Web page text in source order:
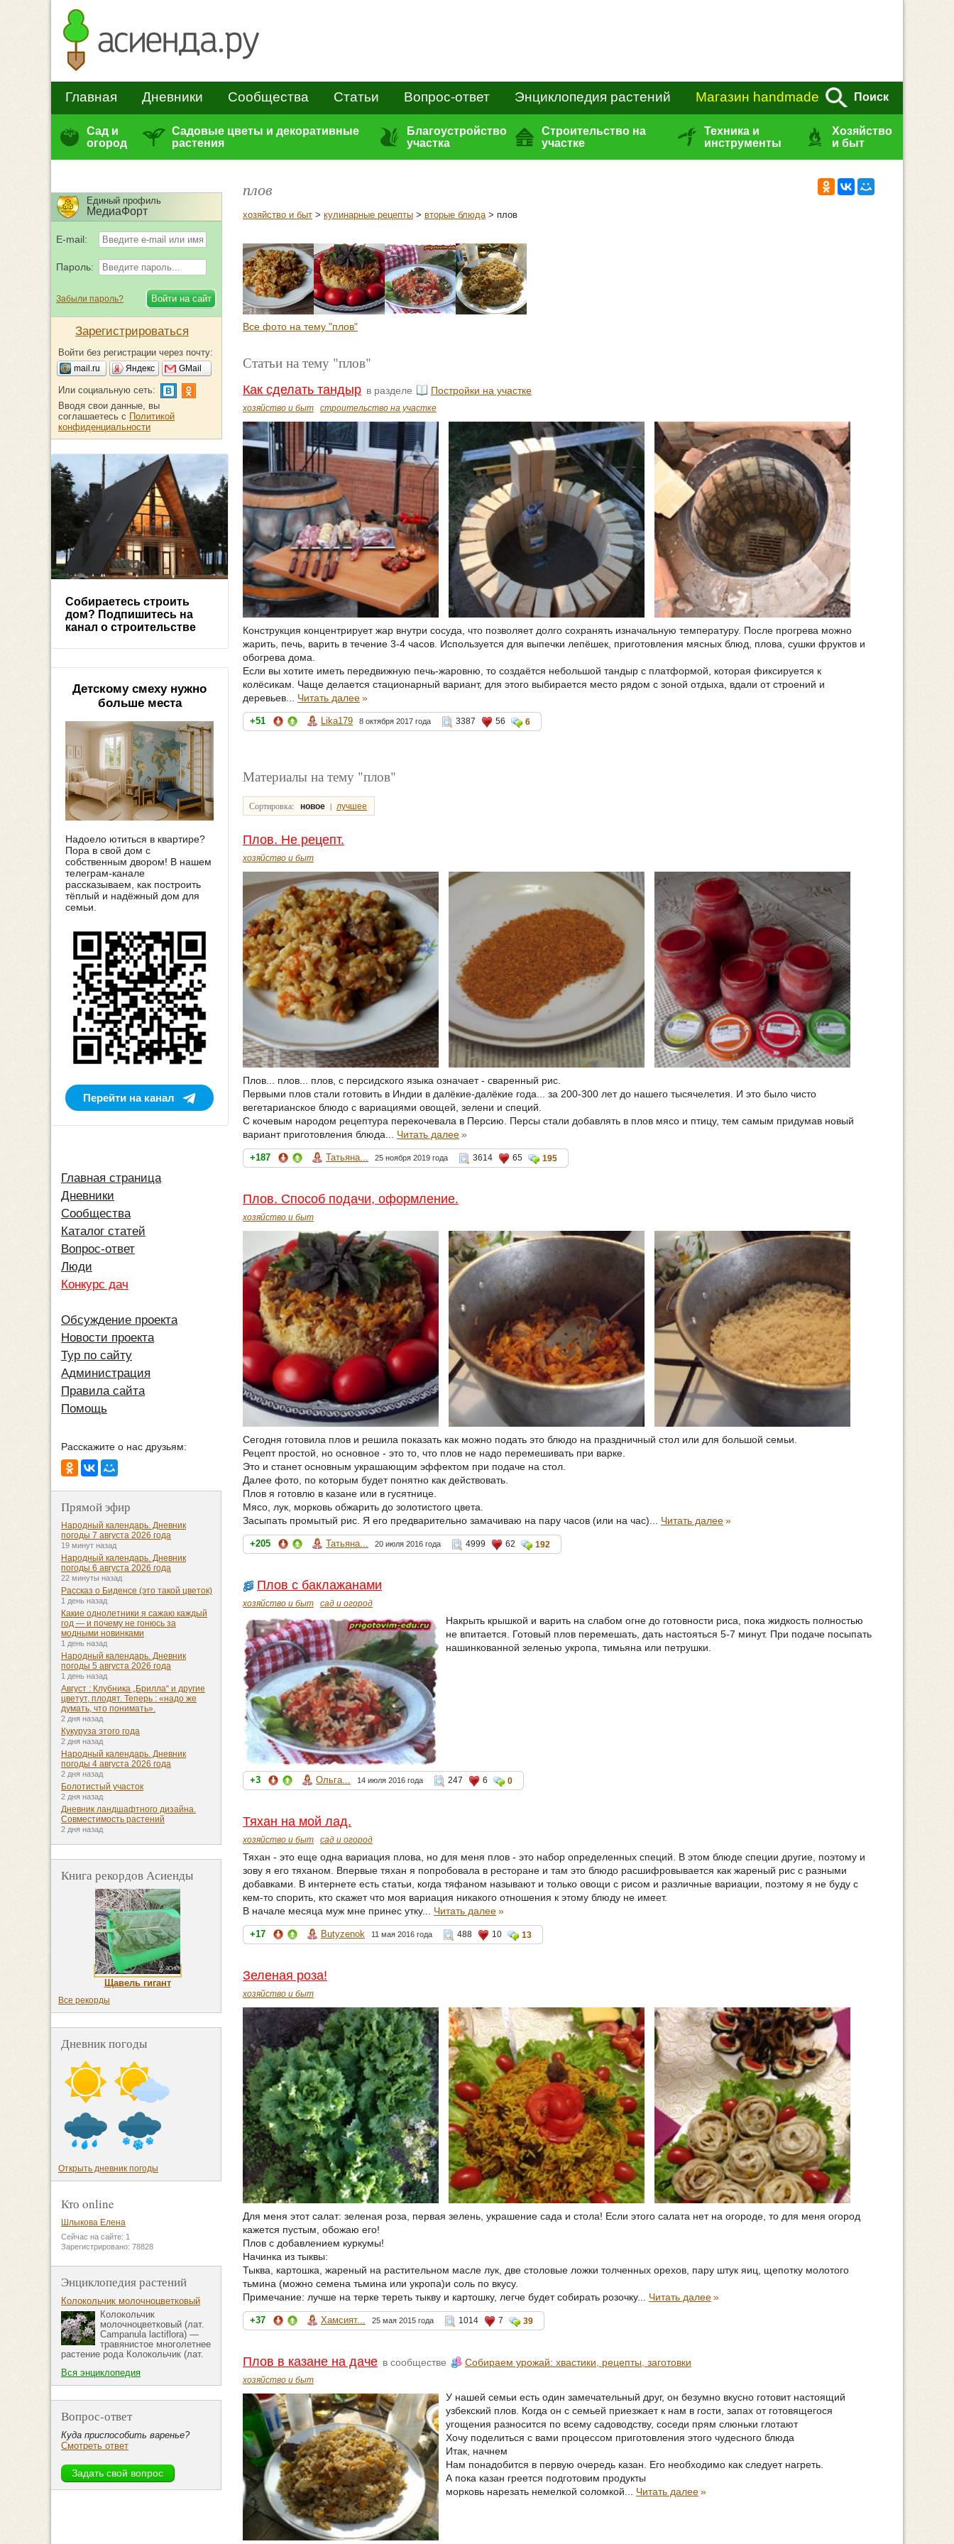
Главная Дневники Сообщества Статьи Вопрос-ответ Энциклопедия растений Магазин handmade Поиск
Сад и
огород
Садовые цветы и декоративные
растения
Благоустройство
участка
Строительство на
участке
Техника и
инструменты
Хозяйство
и быт
плов
хозяйство и быт > кулинарные рецепты > вторые блюда> плов
Все фото на тему "плов"
Статьи на тему "плов"
Как сделать тандыр в разделе Постройки на участке
хозяйство и быт строительство на участке
Конструкция концентрирует жар внутри сосуда, что позволяет долго сохранять изначальную температуру. После прогрева можно
жарить, печь, варить в течение 3-4 часов. Используется для выпечки лепёшек, приготовления мясных блюд, плова, сушки фруктов и
обогрева дома.
Если вы хотите иметь передвижную печь-жаровню, то создаётся небольшой тандыр с платформой, которая фиксируется к
колёсикам. Чаще делается стационарный вариант, для этого выбирается место рядом с зоной отдыха, вдали от строений и
деревьев... Читать далее»
+51 Lika179 8 октября 2017 года 3387 56 6
Материалы на тему "плов"
Сортировка: новое | лучшее
Плов. Не рецепт.
хозяйство и быт
Плов... плов... плов, с персидского языка означает - сваренный рис.
Первыми плов стали готовить в Индии в далёкие-далёкие года... за 200-300 лет до нашего тысячелетия. И это было чисто
вегетарианское блюдо с вариациями овощей, зелени и специй.
С кочевым народом рецептура перекочевала в Персию. Персы стали добавлять в плов мясо и птицу, тем самым придумав новый
вариант приготовления блюда... Читать далее»
+187 Татьяна... 25 ноября 2019 года 3614 65 195
Плов. Способ подачи, оформление.
хозяйство и быт
Сегодня готовила плов и решила показать как можно подать это блюдо на праздничный стол или для большой семьи.
Рецепт простой, но основное - это то, что плов не надо перемешивать при варке.
Это и станет основным украшающим эффектом при подаче на стол.
Далее фото, по которым будет понятно как действовать.
Плов я готовлю в казане или в гусятнице.
Мясо, лук, морковь обжарить до золотистого цвета.
Засыпать промытый рис. Я его предварительно замачиваю на пару часов (или на час)... Читать далее»
+205 Татьяна... 20 июля 2016 года 4999 62 192
Плов с баклажанами
хозяйство и быт сад и огород
Накрыть крышкой и варить на слабом огне до готовности риса, пока жидкость полностью
не впитается. Готовый плов перемешать, дать настояться 5-7 минут. При подаче посыпать
нашинкованной зеленью укропа, тимьяна или петрушки.
+3 Ольга... 14 июля 2016 года 247 6 0
Тяхан на мой лад.
хозяйство и быт сад и огород
Тяхан - это еще одна вариация плова, но для меня плов - это набор определенных специй. В этом блюде специи другие, поэтому и
зову я его тяханом. Впервые тяхан я попробовала в ресторане и там это блюдо расшифровывается как жареный рис с разными
добавками. В интернете есть статьи, когда тяфаном называют и только овощи с рисом и различные вариации, поэтому я не буду с
кем-то спорить, кто скажет что моя вариация никакого отношения к этому блюду не имеет.
В начале месяца муж мне принес утку... Читать далее»
+17 Butyzenok 11 мая 2016 года 488 10 13
Зеленая роза!
хозяйство и быт
Для меня этот салат: зеленая роза, первая зелень, украшение сада и стола! Если этого салата нет на огороде, то для меня огород
кажется пустым, обожаю его!
Плов с добавлением куркумы!
Начинка из тыквы:
Тыква, картошка, жареный на растительном масле лук, две столовые ложки толченных орехов, пару штук яиц, щепотку молотого
тьмина (можно семена тьмина или укропа)и соль по вкусу.
Примечание: лучше на терке тереть тыкву и картошку, легче будет собирать розочку... Читать далее»
+37 Хамсият... 25 мая 2015 года 1014 7 39
Плов в казане на даче в сообществе Собираем урожай: хвастики, рецепты, заготовки
хозяйство и быт
У нашей семьи есть один замечательный друг, он безумно вкусно готовит настоящий
узбекский плов. Когда он с семьей приезжает к нам в гости, запах от готовящегося
угощения разносится по всему садоводству, соседи прям слюньки глотают
Хочу поделиться с вами процессом приготовления этого чудесного блюда
Итак, начнем
Нам понадобится в первую очередь казан. Его необходимо как следует нагреть.
А пока казан греется подготовим продукты
морковь нарезать немелкой соломкой... Читать далее»
Единый профиль
МедиаФорт
E-mail:
Пароль:
Забыли пароль?
Зарегистрироваться
Войти без регистрации через почту:
mail.ru Яндекс GMail
Или социальную сеть:
Вводя свои данные, вы
соглашаетесь с Политикой
конфиденциальности
Собираетесь строить
дом? Подпишитесь на
канал о строительстве
Детскому смеху нужно
больше места
Надоело ютиться в квартире?
Пора в свой дом с
собственным двором! В нашем
телеграм-канале
рассказываем, как построить
тёплый и надёжный дом для
семьи.
Перейти на канал
Главная страница
Дневники
Сообщества
Каталог статей
Вопрос-ответ
Люди
Конкурс дач
Обсуждение проекта
Новости проекта
Тур по сайту
Администрация
Правила сайта
Помощь
Расскажите о нас друзьям:
Прямой эфир
Народный календарь. Дневник
погоды 7 августа 2026 года
19 минут назад
Народный календарь. Дневник
погоды 6 августа 2026 года
22 минуты назад
Рассказ о Биденсе (это такой цветок)
1 день назад
Какие однолетники я сажаю каждый
год — и почему не гонюсь за
модными новинками
1 день назад
Народный календарь. Дневник
погоды 5 августа 2026 года
1 день назад
Август : Клубника „Брилла“ и другие
цветут, плодят. Теперь : «надо же
думать, что понимать».
2 дня назад
Кукуруза этого года
2 дня назад
Народный календарь. Дневник
погоды 4 августа 2026 года
2 дня назад
Болотистый участок
2 дня назад
Дневник ландшафтного дизайна.
Совместимость растений
2 дня назад
Книга рекордов Асиенды
Щавель гигант
Все рекорды
Дневник погоды
Открыть дневник погоды
Кто online
Шлыкова Елена
Сейчас на сайте: 1
Зарегистрировано: 78828
Энциклопедия растений
Колокольчик молочноцветковый
Колокольчик
молочноцветковый (лат.
Campanula lactiflora) —
травянистое многолетнее
растение рода Колокольчик (лат.
Вся энциклопедия
Вопрос-ответ
Куда приспособить варенье?
Смотреть ответ